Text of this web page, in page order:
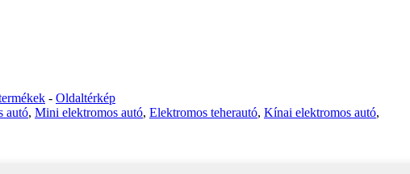
- Oldaltérkép
autó, Mini elektromos autó, Elektromos teherautó, Kínai elektromos autó,